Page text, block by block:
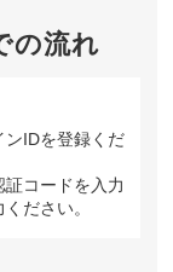
の流れ
ンIDを登録くだ
コードを入力
ださい。